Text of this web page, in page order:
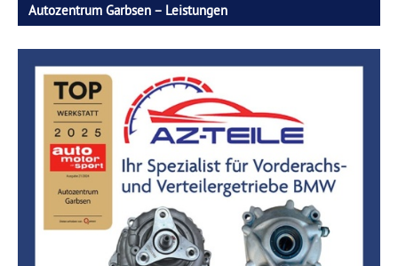
Autozentrum Garbsen – Leistungen